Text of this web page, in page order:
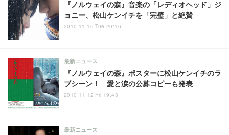
『ノルウェイの森』音楽の「レディオヘッド」ジ
ョニー、松山ケンイチを「完璧」と絶賛
2010.11.16 Tue 20:16
『ノルウェイの森』ポスターに松山ケンイチのラ
ブシーン！ 愛と涙の公募コピーも発表
最新ニュース
2010.11.12 Fri 19:43
最新ニュース